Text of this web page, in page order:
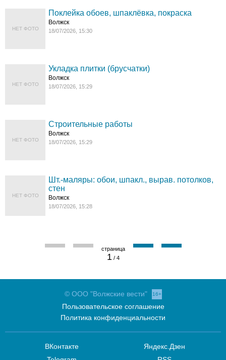
НЕТ ФОТО
Поклейка обоев, шпаклёвка, покраска
Волжск
18/07/2026, 15:30
НЕТ ФОТО
Укладка плитки (брусчатки)
Волжск
18/07/2026, 15:29
НЕТ ФОТО
Строительные работы
Волжск
18/07/2026, 15:29
НЕТ ФОТО
Шт.-маляры: обои, шпакл., вырав. потолков,
стен
Волжск
18/07/2026, 15:28
1 / 4
© ООО "Волжские вести" 16+
Пользовательское соглашение
Политика конфиденциальности
ВКонтакте
Яндекс.Дзен